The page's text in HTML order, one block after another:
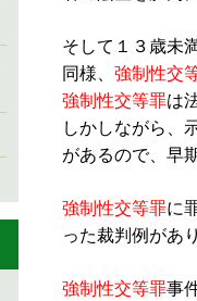
そして１３歳未
同様、 強制性交
強制性交等罪は
しかしながら、
があるので、早
強制性交等罪に
った裁判例があ
強制性交等罪事